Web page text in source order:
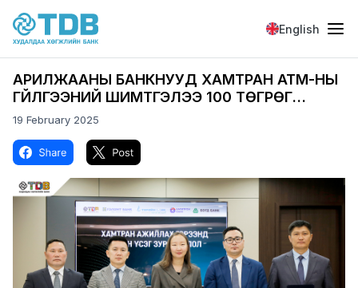
Skip to main content
English
АРИЛЖААНЫ БАНКНУУД ХАМТРАН АТМ-НЫ
ГҮЙЛГЭЭНИЙ ШИМТГЭЛЭЭ 100 ТӨГРӨГ
БОЛГОЛОО
19 February 2025
Image Image